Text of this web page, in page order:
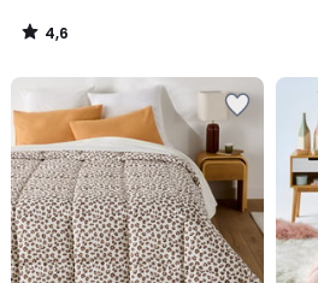
4,6
/